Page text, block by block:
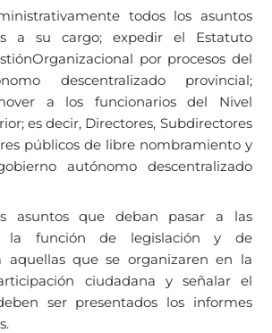
todos los asuntos
a su cargo; expedir el Estatuto
por procesos del
descentralizado provincial;
a los funcionarios del Nivel
es decir, Directores, Subdirectores
públicos de libre nombramiento y
autónomo descentralizado
asuntos que deban pasar a las
la función de legislación y de
aquellas que se organizaren en la
ciudadana y señalar el
ser presentados los informes